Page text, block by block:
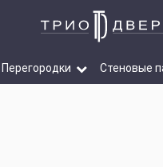
Перегородки Стеновые